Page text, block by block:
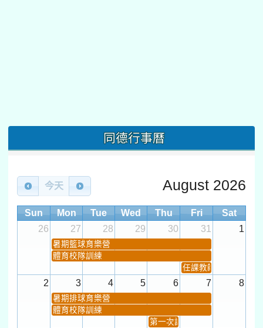
同德行事曆
今天 August 2026
Sun Mon Tue Wed Thu Fri
Sat
26
27 28 29 30 31 1
暑期籃球育樂營
體育校隊訓練
任課教師抽籤
2 3 4 5 6 7 8
暑期排球育樂營
體育校隊訓練
第一次課發會 (12:30~)